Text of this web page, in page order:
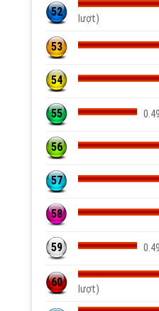
52
lượt)
53
54
55
56
57
58
59
60
lượt)